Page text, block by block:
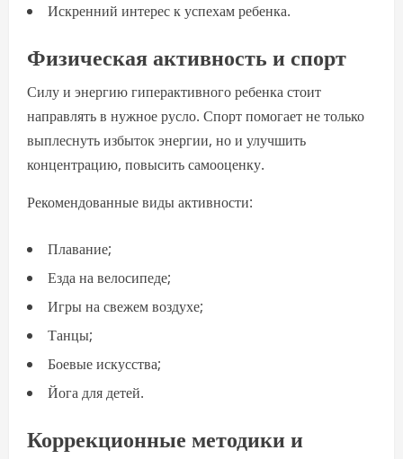
Искренний интерес к успехам ребенка.
Физическая активность и спорт
Силу и энергию гиперактивного ребенка стоит
направлять в нужное русло. Спорт помогает не только
выплеснуть избыток энергии, но и улучшить
концентрацию, повысить самооценку.
Рекомендованные виды активности:
Плавание;
Езда на велосипеде;
Игры на свежем воздухе;
Танцы;
Боевые искусства;
Йога для детей.
Коррекционные методики и